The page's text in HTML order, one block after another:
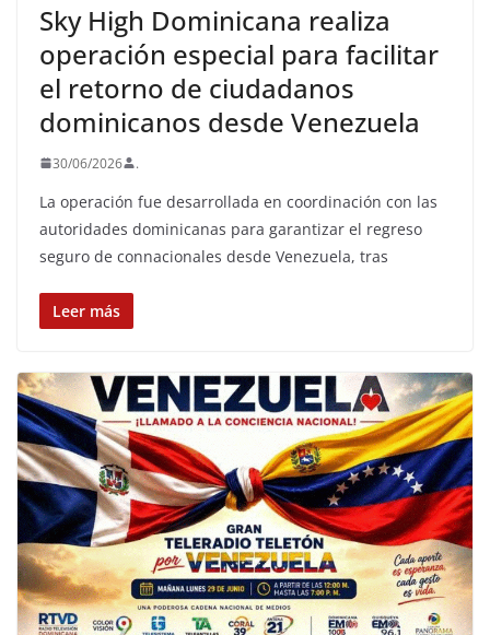
Sky High Dominicana realiza
operación especial para facilitar
el retorno de ciudadanos
dominicanos desde Venezuela
30/06/2026 .
La operación fue desarrollada en coordinación con las
autoridades dominicanas para garantizar el regreso
seguro de connacionales desde Venezuela, tras
Leer más